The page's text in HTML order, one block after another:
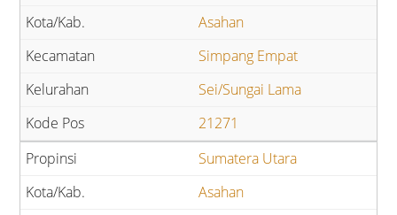
Asahan
Simpang Empat
Sei/Sungai Lama
21271
Sumatera Utara
Asahan